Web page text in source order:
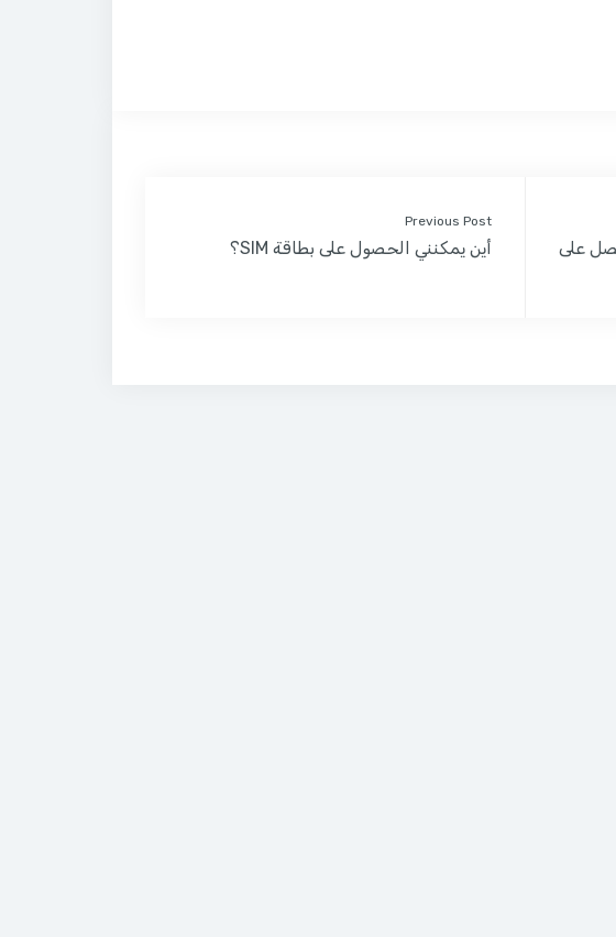
Previous Post
أين يمكنني الحصول على بطاقة SIM؟
على